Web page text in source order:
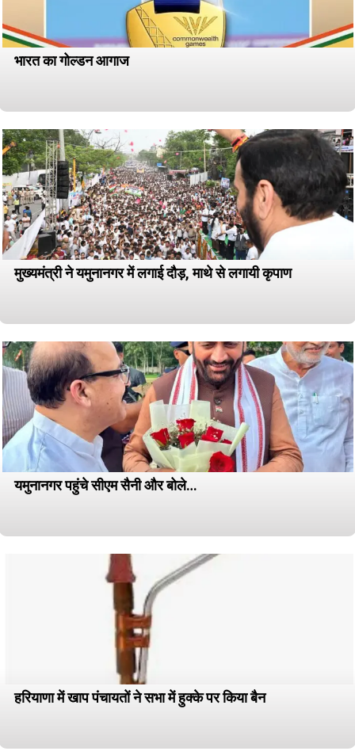
भारत का गोल्डन आगाज
मुख्यमंत्री ने यमुनानगर में लगाई दौड़, माथे से लगायी कृपाण
यमुनानगर पहुंचे सीएम सैनी और बोले…
हरियाणा में खाप पंचायतों ने सभा में हुक्के पर किया बैन